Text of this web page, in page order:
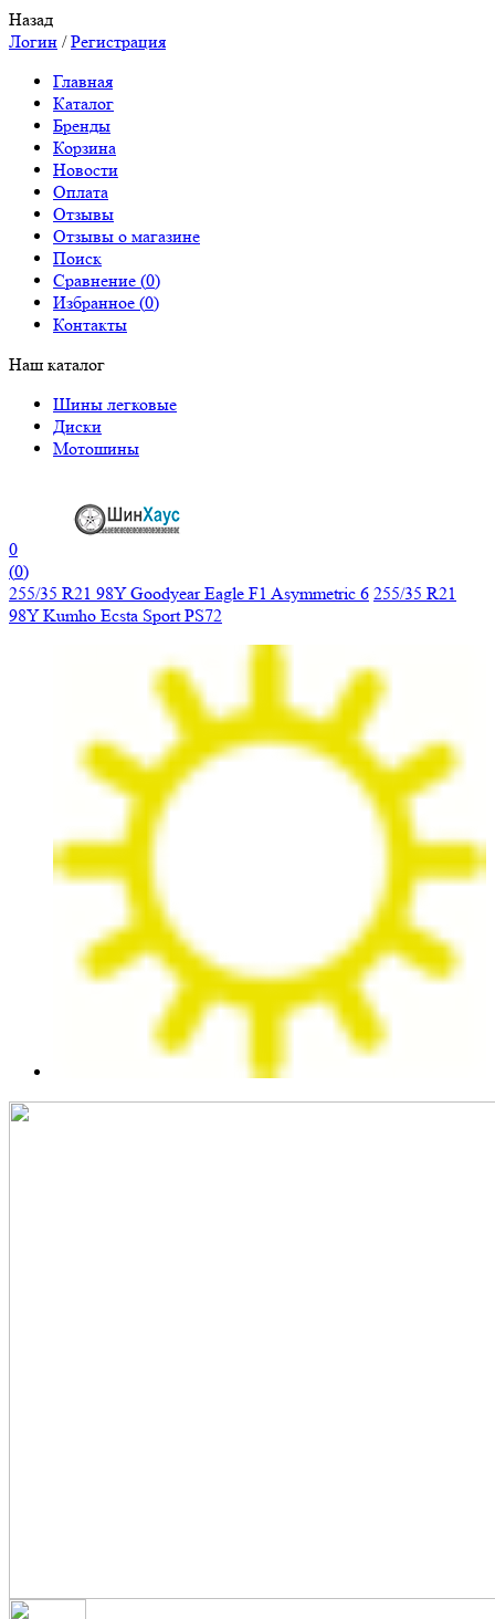
Назад
Логин /Регистрация
Главная
Каталог
Бренды
Корзина
Новости
Оплата
Отзывы
Отзывы о магазине
Поиск
Сравнение (0)
Избранное (0)
Контакты
Наш каталог
Шины легковые
Диски
Мотошины
0
(0)
255/35 R21 98Y Goodyear Eagle F1 Asymmetric 6 255/35 R21
98Y Kumho Ecsta Sport PS72